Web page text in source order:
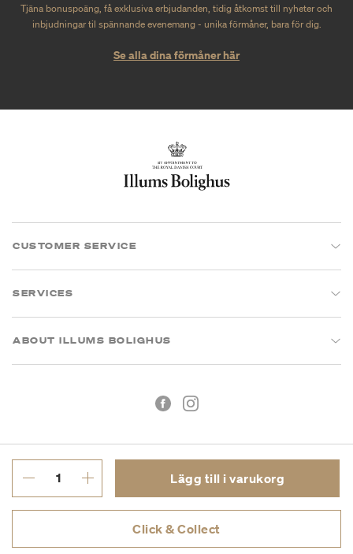
Lägg till i varukorg
Click & Collect
Tjäna bonuspoäng, få exklusiva erbjudanden, tidig åtkomst till nyheter och
inbjudningar til spännande evenemang - unika förmåner, bara för dig.
Se alla dina förmåner här
CUSTOMER SERVICE
SERVICES
ABOUT ILLUMS BOLIGHUS
Org.nr: 55681353-8701